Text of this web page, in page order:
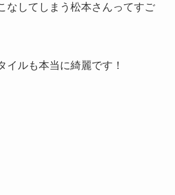
なしてしまう松本さんってすご
イルも本当に綺麗です！